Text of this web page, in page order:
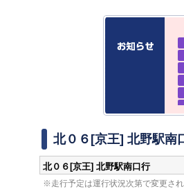
北０６[京王] 北野駅南
北０６[京王] 北野駅南口行
※走行予定は運行状況次第で変更され